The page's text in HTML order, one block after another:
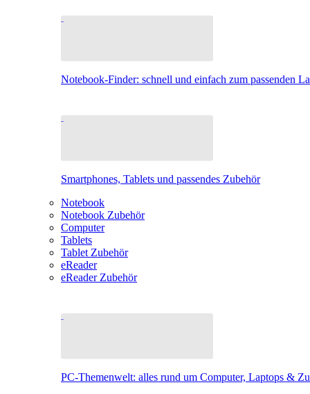
Notebook-Finder: schnell und einfach zum passenden
Smartphones, Tablets und passendes Zubehör
Notebook
Notebook Zubehör
Computer
Tablets
Tablet Zubehör
eReader
eReader Zubehör
PC-Themenwelt: alles rund um Computer, Laptops &